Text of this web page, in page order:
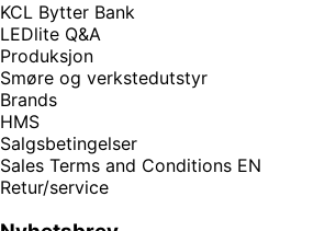
KCL Bytter Bank
LEDlite Q&A
Produksjon
Smøre og verkstedutstyr
Brands
HMS
Salgsbetingelser
Sales Terms and Conditions EN
Retur/service